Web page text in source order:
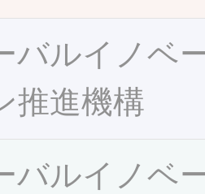
バルイノベ
推進機構
バルイノベ